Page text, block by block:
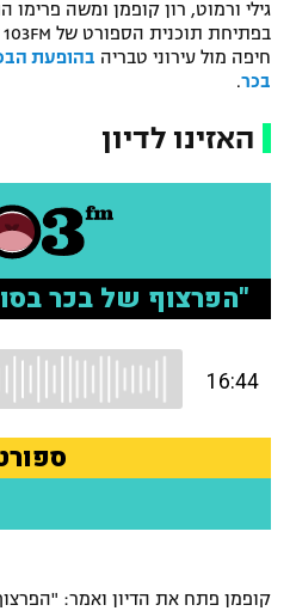
תקנון עבור פעילות אלקטרה
גיימינג E-Sports
תנאי שימוש
תקנון פעילות ספורט 1
רשיון להקרנה פומבית לבית
לוח דרושים – ג'ובנט
המגזין
פוטבול אמריקאי NFL
בייסבול MLB
ספורט אתגרי ואקסטרים
גילי ורמוט, רון קופמן ומשה פרימו
חיפה מול עירוני טבריה בהופעת
בכר.
האזינו לדיון
קופמן פתח את הדיון ואמר: